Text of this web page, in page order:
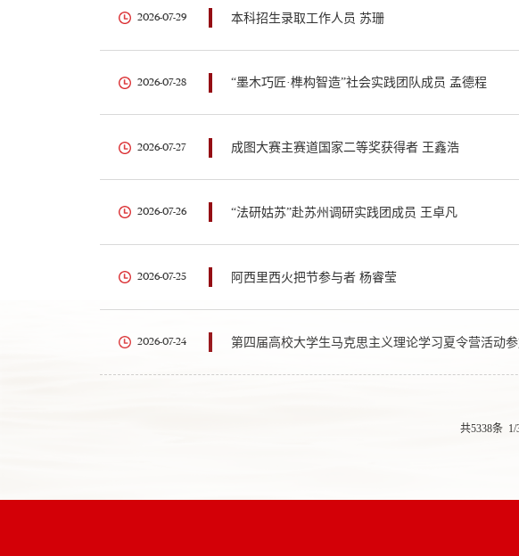
本科招生录取工作人员 苏珊
2026-07-29
“墨木巧匠·榫构智造”社会实践团队成员 孟德程
2026-07-28
成图大赛主赛道国家二等奖获得者 王鑫浩
2026-07-27
“法研姑苏”赴苏州调研实践团成员 王卓凡
2026-07-26
阿西里西火把节参与者 杨睿莹
2026-07-25
第四届高校大学生马克思主义理论学习夏令营活动
2026-07-24
共5338条 1/